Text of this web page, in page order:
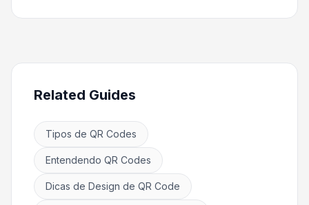
Related Guides
Tipos de QR Codes
Entendendo QR Codes
Dicas de Design de QR Code